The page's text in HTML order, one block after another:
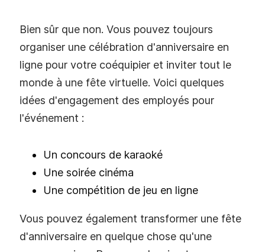
Bien sûr que non. Vous pouvez toujours
organiser une célébration d'anniversaire en
ligne pour votre coéquipier et inviter tout le
monde à une fête virtuelle. Voici quelques
idées d'engagement des employés pour
l'événement :
Un concours de karaoké
Une soirée cinéma
Une compétition de jeu en ligne
Vous pouvez également transformer une fête
d'anniversaire en quelque chose qu'une